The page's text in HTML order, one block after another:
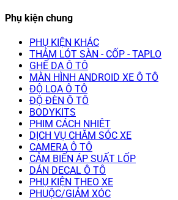
Phụ kiện chung
PHỤ KIỆN KHÁC
THẢM LÓT SÀN - CỐP - TAPLO
GHẾ DA Ô TÔ
MÀN HÌNH ANDROID XE Ô TÔ
ĐỘ LOA Ô TÔ
ĐỘ ĐÈN Ô TÔ
BODYKITS
PHIM CÁCH NHIỆT
DỊCH VỤ CHĂM SÓC XE
CAMERA Ô TÔ
CẢM BIẾN ÁP SUẤT LỐP
DÁN DECAL Ô TÔ
PHỤ KIỆN THEO XE
PHUỘC/GIẢM XÓC